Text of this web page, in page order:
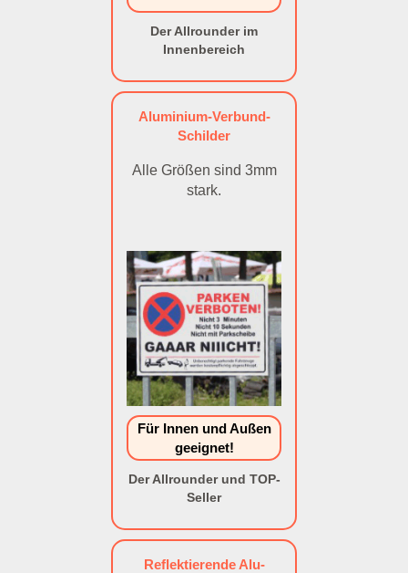
Der Allrounder im
Innenbereich
Aluminium-Verbund-
Schilder
Alle Größen sind 3mm
stark.
Für Innen und Außen
geeignet!
Der Allrounder und TOP-
Seller
Reflektierende Alu-